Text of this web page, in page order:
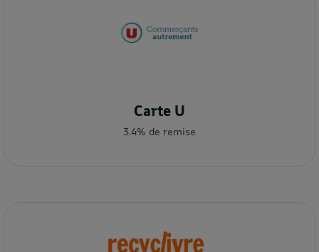
Carte U
3.4% de remise